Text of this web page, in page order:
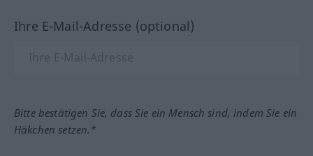
Ihre E-Mail-Adresse (optional)
Bitte bestätigen Sie, dass Sie ein Mensch sind, indem Sie ein
Häkchen setzen.*